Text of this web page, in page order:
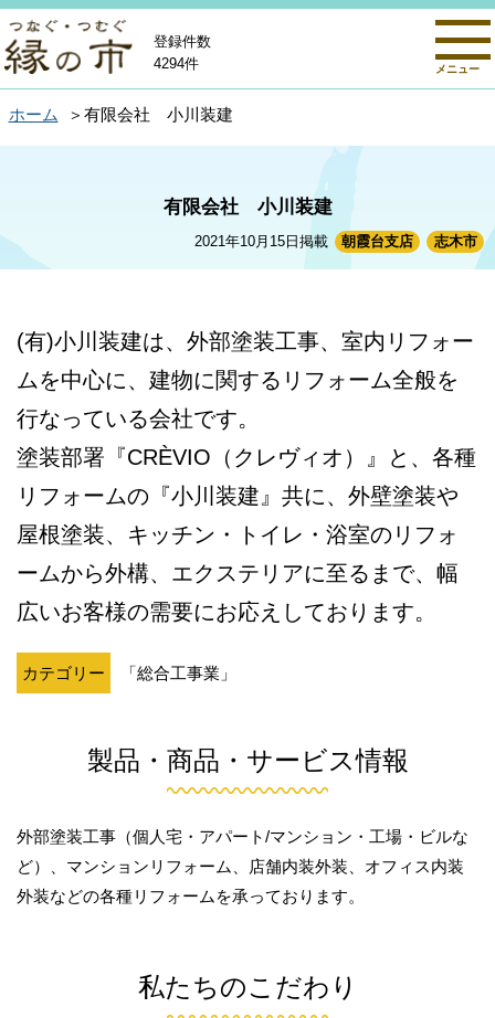
メニュー
登録件数
4294件
ホーム 有限会社 小川装建
2021年10月15日掲載 朝霞台支店 志木市
有限会社 小川装建
(有)小川装建は、外部塗装工事、室内リフォー
ムを中心に、建物に関するリフォーム全般を
行なっている会社です。
塗装部署『CRÈVIO（クレヴィオ）』と、各種
リフォームの『小川装建』共に、外壁塗装や
屋根塗装、キッチン・トイレ・浴室のリフォ
ームから外構、エクステリアに至るまで、幅
広いお客様の需要にお応えしております。
カテゴリー 「総合工事業」
製品・商品・サービス情報
外部塗装工事（個人宅・アパート/マンション・工場・ビルな
ど）、マンションリフォーム、店舗内装外装、オフィス内装
外装などの各種リフォームを承っております。
私たちのこだわり